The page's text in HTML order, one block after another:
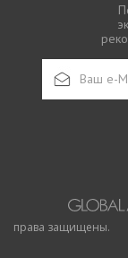
права защищены.